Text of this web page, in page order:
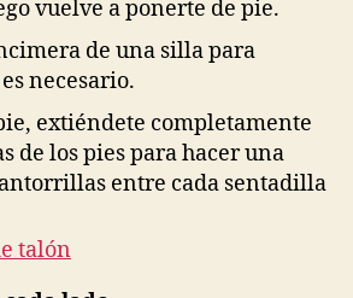
vuelve a ponerte de pie.
de una silla para
necesario.
extiéndete completamente
de los pies para hacer una
entre cada sentadilla
talón